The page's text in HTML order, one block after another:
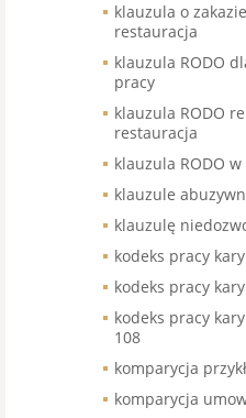
klauzula o
restauracja
klauzula RODO
pracy
klauzula RODO
restauracja
klauzula RODO
klauzule
klauzulę
kodeks pracy
kodeks pracy
kodeks pracy
108
komparycja
komparycja